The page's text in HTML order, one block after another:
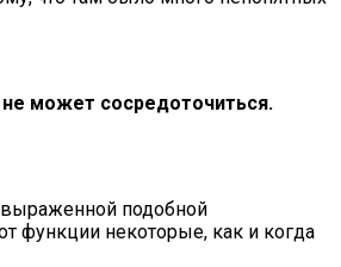
может сосредоточиться.
выраженной подобной
функции некоторые, как и когда